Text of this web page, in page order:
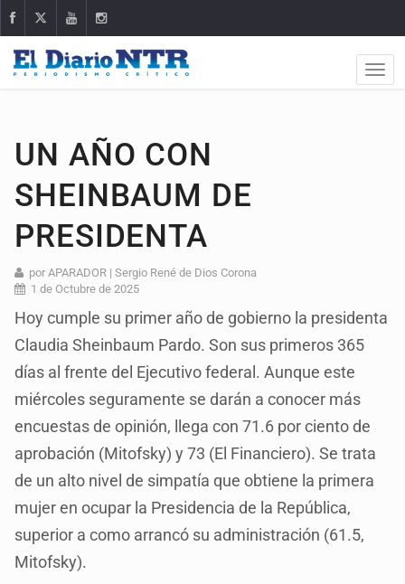
UN AÑO CON
SHEINBAUM DE
PRESIDENTA
por APARADOR | Sergio René de Dios Corona
1 de Octubre de 2025
Hoy cumple su primer año de gobierno la presidenta
Claudia Sheinbaum Pardo. Son sus primeros 365
días al frente del Ejecutivo federal. Aunque este
miércoles seguramente se darán a conocer más
encuestas de opinión, llega con 71.6 por ciento de
aprobación (Mitofsky) y 73 (El Financiero). Se trata
de un alto nivel de simpatía que obtiene la primera
mujer en ocupar la Presidencia de la República,
superior a como arrancó su administración (61.5,
Mitofsky).